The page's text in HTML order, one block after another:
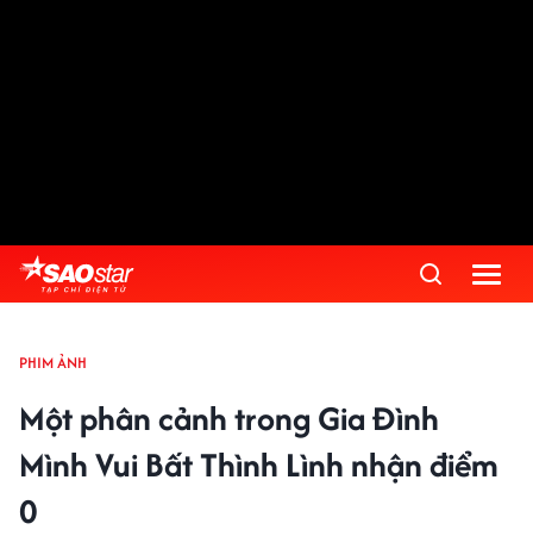
PHIM ẢNH
Một phân cảnh trong Gia Đình
Mình Vui Bất Thình Lình nhận điểm
0